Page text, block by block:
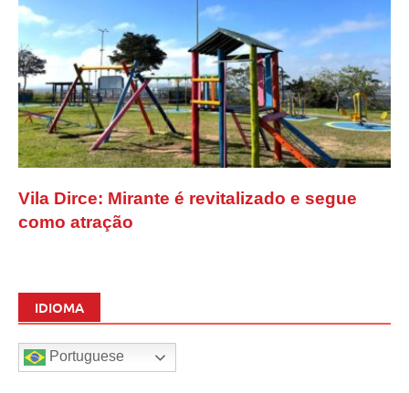
Vila Dirce: Mirante é revitalizado e segue
como atração
IDIOMA
Portuguese